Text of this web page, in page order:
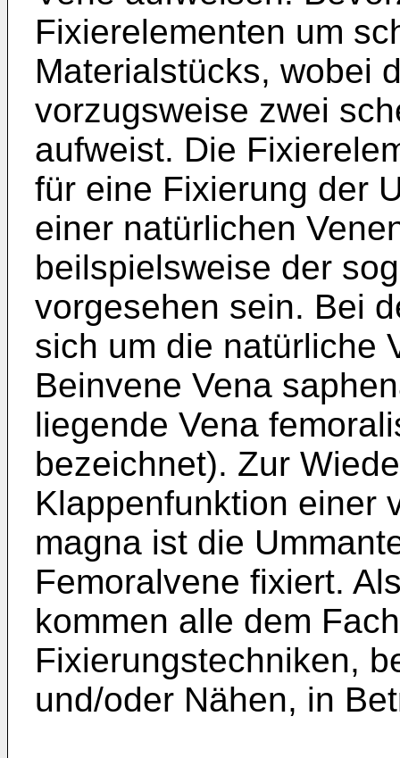
Fixierelementen um
Materialstücks, wobei
vorzugsweise zwei
aufweist. Die
für eine Fixierung der
einer natürlichen
beilspielsweise der
vorgesehen sein. Bei
sich um die natürliche
Beinvene Vena
liegende Vena
bezeichnet). Zur
Klappenfunktion einer
magna ist die
Femoralvene fixiert.
kommen alle dem
Fixierungstechniken,
und/oder Nähen, in